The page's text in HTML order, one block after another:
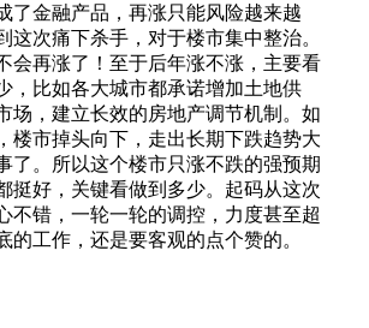
了金融产品，再涨只能风险越来越
这次痛下杀手，对于楼市集中整治。
会再涨了！至于后年涨不涨，主要看
，比如各大城市都承诺增加土地供
场，建立长效的房地产调节机制。如
楼市掉头向下，走出长期下跌趋势大
了。所以这个楼市只涨不跌的强预期
挺好，关键看做到多少。起码从这次
不错，一轮一轮的调控，力度甚至超
的工作，还是要客观的点个赞的。